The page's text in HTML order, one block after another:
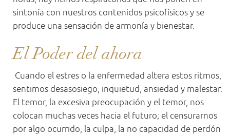
sintonía con nuestros contenidos psicofísicos y se
produce una sensación de armonía y bienestar.
El Poder del ahora
Cuando el estres o la enfermedad altera estos ritmos,
sentimos desasosiego, inquietud, ansiedad y malestar.
El temor, la excesiva preocupación y el temor, nos
colocan muchas veces hacia el futuro; el censurarnos
por algo ocurrido, la culpa, la no capacidad de perdón